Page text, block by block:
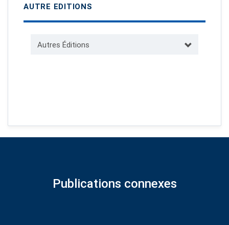
AUTRE EDITIONS
Autres Éditions
Publications connexes